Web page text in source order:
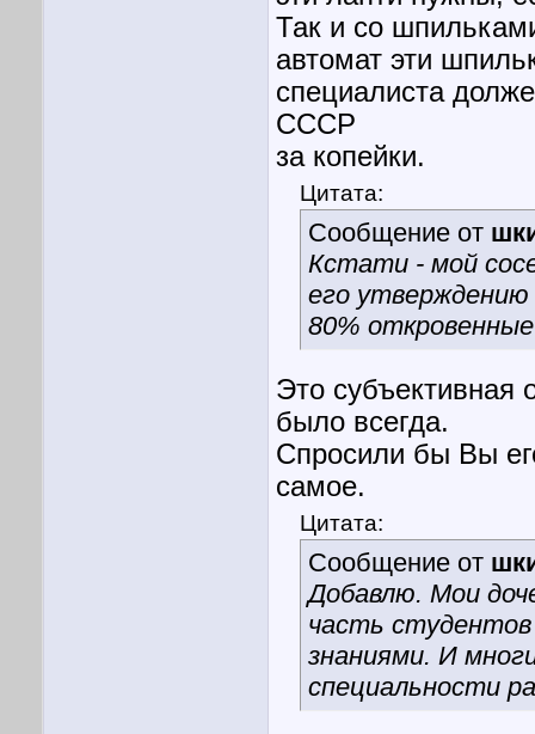
Так и со
автомат эти
специалиста
СССР
за копейки.
Цитата:
Сообщение от
Кстати - мой
его
80%
Это субъективная
было всегда.
Спросили бы Вы
самое.
Цитата:
Сообщение от
Добавлю. Мои
часть
знаниями. И
специальности